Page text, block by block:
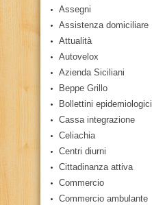
Assegni
Assistenza domiciliare
Attualità
Autovelox
Azienda Siciliani
Beppe Grillo
Bollettini epidemiologici
Cassa integrazione
Celiachia
Centri diurni
Cittadinanza attiva
Commercio
Commercio ambulante